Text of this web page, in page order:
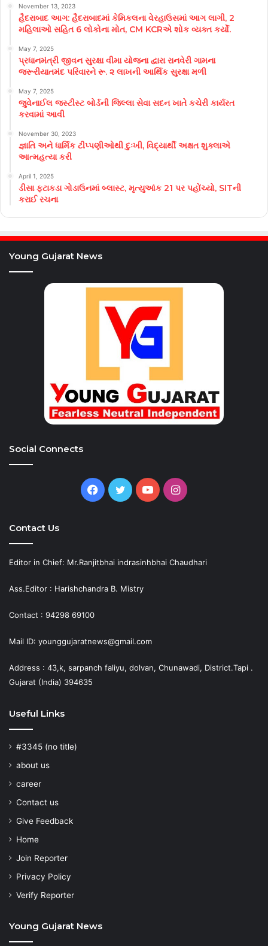
November 13, 2023
હૈદરાબાદ આગ: હૈદરાબાદમાં કેમિકલના વેરહાઉસમાં આગ લાગી, 2
મહિલાઓ સહિત 6 લોકોના મોત, CM KCRએ શોક વ્યક્ત કર્યો.
May 7, 2025
પ્રધાનમંત્રી જીવન સુરક્ષા વીમા યોજના દ્વારા રાનવેરી ગામના
જરૂરીયાતમંદ પરિવારને રૂ. ૨ લાખની આર્થિક સુરક્ષા મળી
May 7, 2025
જુવેનાઈલ જસ્ટીસ્ટ બોર્ડની જિલ્લા સેવા સદન ખાતે કચેરી કાર્યરત
કરવામાં આવી
November 30, 2023
જ્ઞાતિ અને ધાર્મિક ટીપ્પણીઓથી દુઃખી, વિદ્યાર્થી અક્ષત શુક્લાએ
આત્મહત્યા કરી
April 1, 2025
ડીસા ફટાકડા ગોડાઉનમાં બ્લાસ્ટ, મૃત્યુઆંક 21 પર પહોંચ્યો, SITની
કરાઈ રચના
Young Gujarat News
Social Connects
Facebook
TwitterYouTubeInstagram
Contact Us
Editor in Chief: Mr.Ranjitbhai indrasinhbhai Chaudhari
Ass.Editor : Harishchandra B. Mistry
Contact : 94298 69100
Mail ID: younggujaratnews@gmail.com
Address : 43,k, sarpanch faliyu, dolvan, Chunawadi, District.Tapi .
Gujarat (India) 394635
Useful Links
#3345 (no title)
about us
career
Contact us
Give Feedback
Home
Join Reporter
Privacy Policy
Verify Reporter
Young Gujarat News